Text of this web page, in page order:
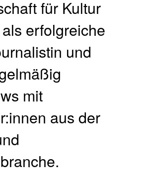
für Kultur
erfolgreiche
und
mit
aus der